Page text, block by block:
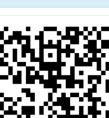
業
要
部
日
業經
華民國
21日